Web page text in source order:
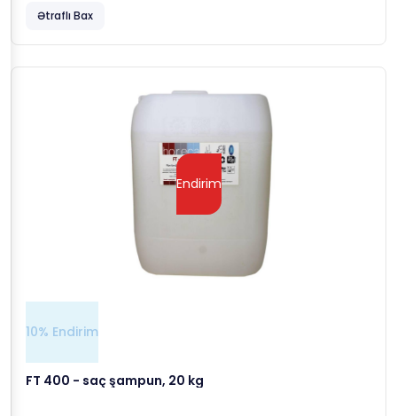
Ətraflı Bax
Endirim
10% Endirim
FT 400 - saç şampun, 20 kg